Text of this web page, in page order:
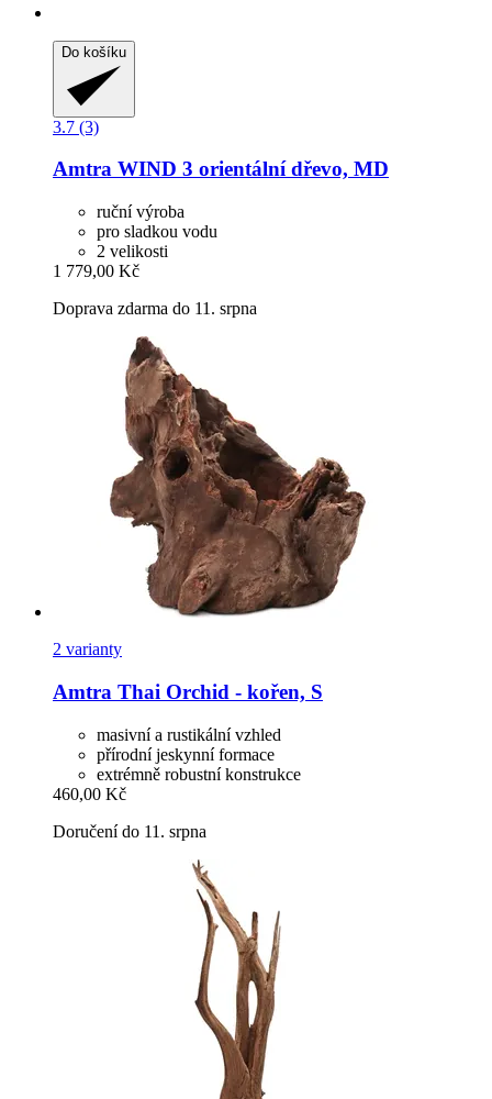
Do košíku
3.7 (3)
Amtra WIND 3 orientální dřevo, MD
ruční výroba
pro sladkou vodu
2 velikosti
1 779,00 Kč
Doprava zdarma do 11. srpna
2 varianty
Amtra Thai Orchid -​ kořen, S
masivní a rustikální vzhled
přírodní jeskynní formace
extrémně robustní konstrukce
460,00 Kč
Doručení do 11. srpna